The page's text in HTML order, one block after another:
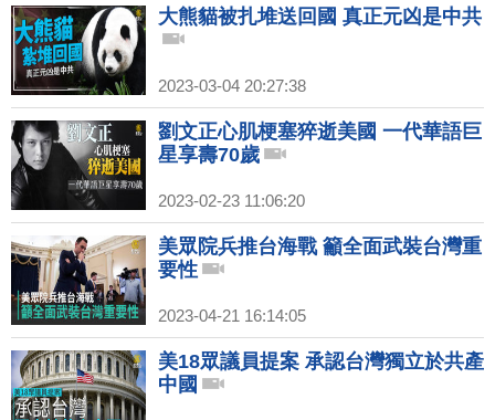
大熊貓被扎堆送回國 真正元凶是中共
2023-03-04 20:27:38
劉文正心肌梗塞猝逝美國 一代華語巨
星享壽70歲
2023-02-23 11:06:20
美眾院兵推台海戰 籲全面武裝台灣重
要性
2023-04-21 16:14:05
美18眾議員提案 承認台灣獨立於共產
中國